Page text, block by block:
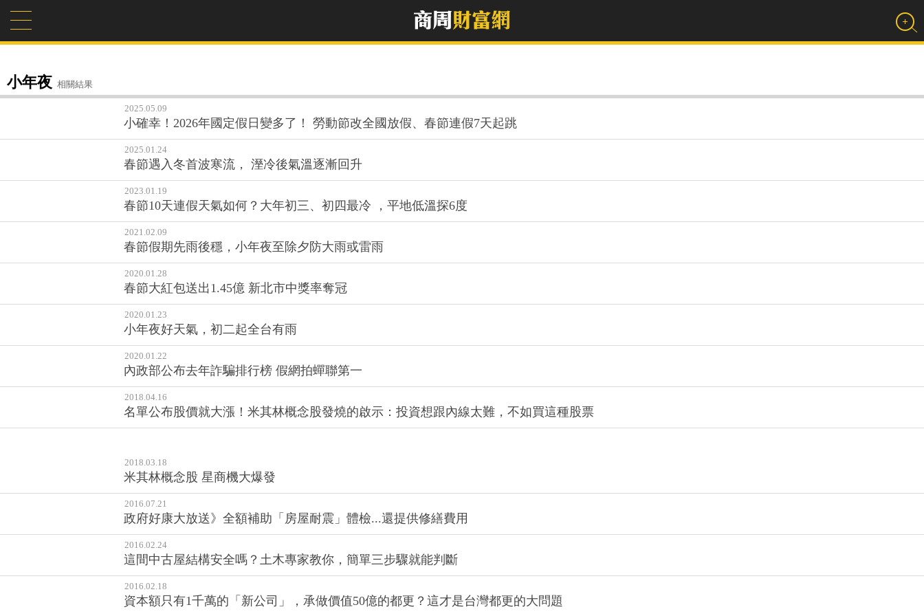
小年夜 相關結果
2025.05.09
小確幸！2026年國定假日變多了！ 勞動節改全國放假、春節連假7天起跳
2025.01.24
春節遇入冬首波寒流， 溼冷後氣溫逐漸回升
2023.01.19
春節10天連假天氣如何？大年初三、初四最冷 ，平地低溫探6度
2021.02.09
春節假期先雨後穩，小年夜至除夕防大雨或雷雨
2020.01.28
春節大紅包送出1.45億 新北市中獎率奪冠
2020.01.23
小年夜好天氣，初二起全台有雨
2020.01.22
內政部公布去年詐騙排行榜 假網拍蟬聯第一
名單公布股價就大漲！米其林概念股發燒的啟示：投資想跟內線太難，不如買這種股票
2018.03.18
米其林概念股 星商機大爆發
2016.07.21
政府好康大放送》全額補助「房屋耐震」體檢...還提供修繕費用
2016.02.24